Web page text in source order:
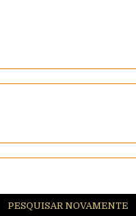
PESQUISAR NOVAMENTE